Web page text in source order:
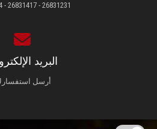
26831231 - 26831417 - 26831474
البريد
أرسل